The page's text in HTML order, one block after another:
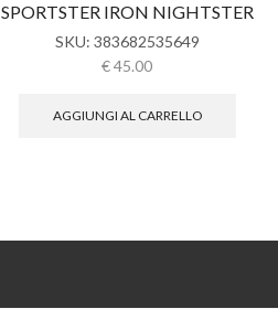
SPORTSTER IRON NIGHTSTER
SKU: 383682535649
€45.00
AGGIUNGI AL CARRELLO